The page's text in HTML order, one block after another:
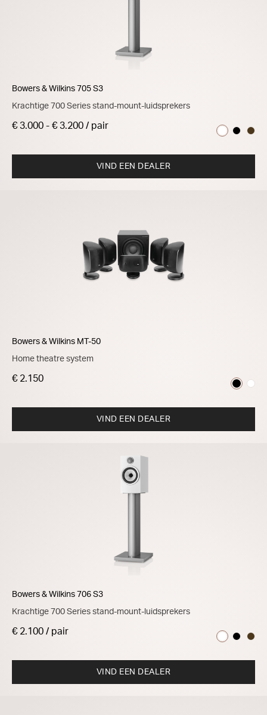
Bowers & Wilkins 705 S3
Krachtige 700 Series stand-mount-luidsprekers
€ 3.000 - € 3.200 / pair
VIND EEN DEALER
Bowers & Wilkins MT-50
Home theatre system
€ 2.150
VIND EEN DEALER
Bowers & Wilkins 706 S3
Krachtige 700 Series stand-mount-luidsprekers
€ 2.100 / pair
VIND EEN DEALER